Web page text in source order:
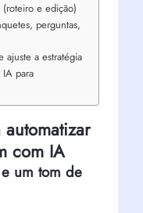
e edição)
perguntas,
ajuste a estratégia
IA para
com IA
um tom de